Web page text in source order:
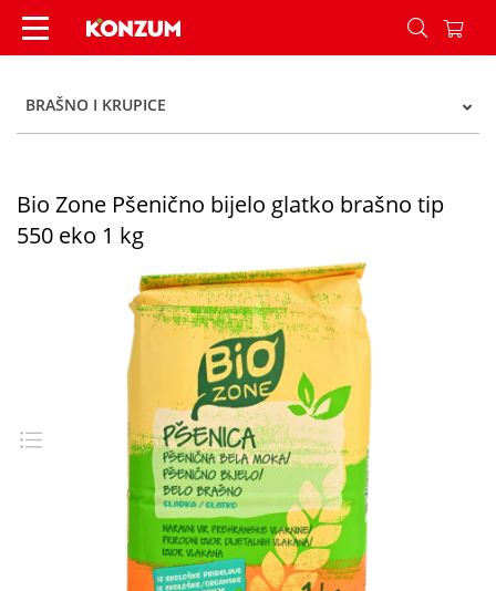
Bio Zone Pšenično bijelo glatko brašno tip 550
BRAŠNO I KRUPICE
Bio Zone Pšenično bijelo glatko brašno tip
550 eko 1 kg